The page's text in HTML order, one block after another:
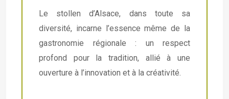
Le stollen d’Alsace, dans toute sa
diversité, incarne l’essence même de la
gastronomie régionale : un respect
profond pour la tradition, allié à une
ouverture à l’innovation et à la créativité.